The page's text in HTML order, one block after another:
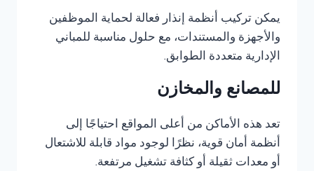
يمكن تركيب أنظمة إنذار فعالة لحماية الموظفين
والأجهزة والمستندات، مع حلول مناسبة للمباني
الإدارية متعددة الطوابق.
للمصانع والمخازن
تعد هذه الأماكن من أعلى المواقع احتياجًا إلى
أنظمة أمان قوية، نظرًا لوجود مواد قابلة للاشتعال
أو معدات ثقيلة أو كثافة تشغيل مرتفعة.